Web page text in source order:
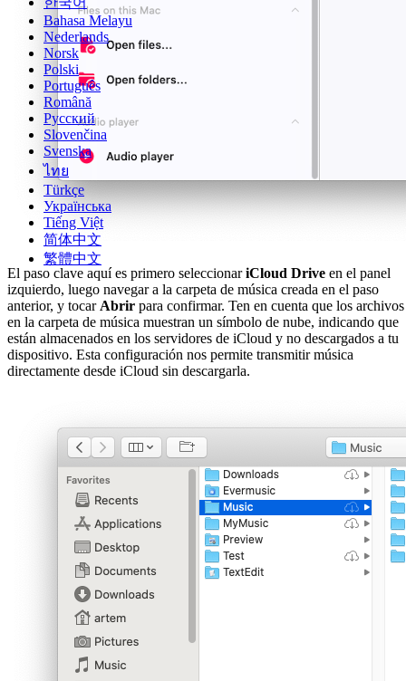
Bahasa Melayu
Nederlands
Norsk
Polski
Português
Română
Русский
Slovenčina
Svenska
ไทย
Türkçe
Українська
Tiếng Việt
简体中文
繁體中文
El paso clave aquí es primero seleccionariCloud Drive en el panel
izquierdo, luego navegar a la carpeta de música creada en el paso
anterior, y tocar Abrir para confirmar. Ten en cuenta que los archivos
en la carpeta de música muestran un símbolo de nube, indicando que
están almacenados en los servidores de iCloud y no descargados a tu
dispositivo. Esta configuración nos permite transmitir música
directamente desde iCloud sin descargarla.